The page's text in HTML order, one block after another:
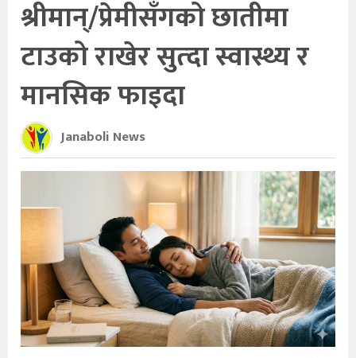
श्रीमान्/प्रेमीसँगको छातीमा
टाउको राखेर सुत्दा स्वास्थ्य र
मानसिक फाइदा
Janaboli News